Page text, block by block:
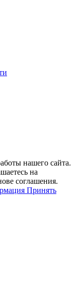
нашего сайта.
на
соглашения.
Принять